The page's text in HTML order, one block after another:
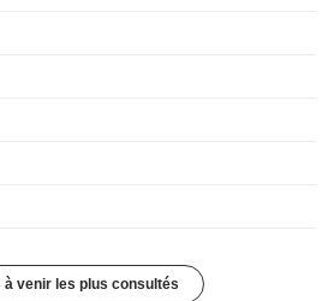
à venir les plus consultés